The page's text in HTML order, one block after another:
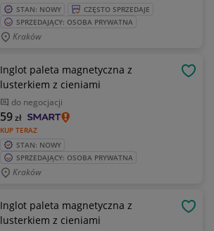
STAN: NOWY
CZĘSTO SPRZEDAJE
SPRZEDAJĄCY: OSOBA PRYWATNA
Kraków
Inglot paleta magnetyczna z
lusterkiem z cieniami
do negocjacji
KUP TERAZ
59zł
STAN: NOWY
SPRZEDAJĄCY: OSOBA PRYWATNA
Kraków
Inglot paleta magnetyczna z
lusterkiem z cieniami